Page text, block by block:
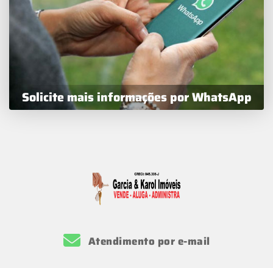
Solicite mais informações por WhatsApp
Atendimento por e-mail